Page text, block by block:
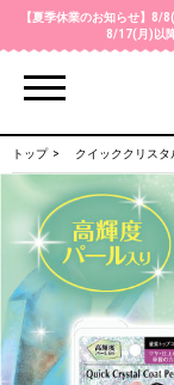
【夏季休業のお知らせ】8/
8/17(月)以
Menu
トップ クイッククリスタ